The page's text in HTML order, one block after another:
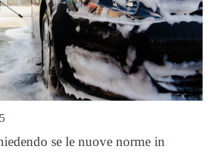
se le nuove norme in